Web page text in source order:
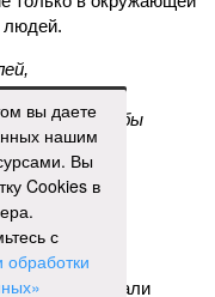
людей.
учащихся,
на то, чтобы
на
другим
Игнатий.
прозвучали
вы даете
нашим
Вы
Cookies в
с